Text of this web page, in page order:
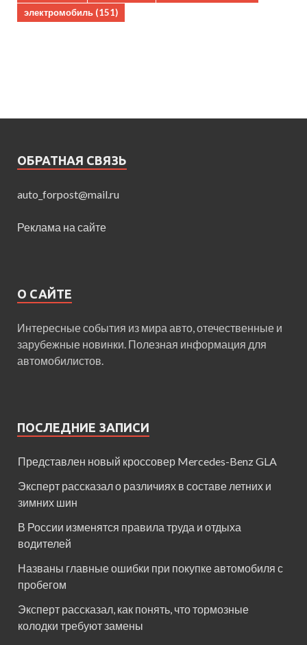
электромобиль (151)
ОБРАТНАЯ СВЯЗЬ
auto_forpost@mail.ru
Реклама на сайте
О САЙТЕ
Интересные события из мира авто, отечественные и
зарубежные новинки. Полезная информация для
автомобилистов.
ПОСЛЕДНИЕ ЗАПИСИ
Представлен новый кроссовер Mercedes-Benz GLA
Эксперт рассказал о различиях в составе летних и
зимних шин
В России изменятся правила труда и отдыха
водителей
Названы главные ошибки при покупке автомобиля с
пробегом
Эксперт рассказал, как понять, что тормозные
колодки требуют замены